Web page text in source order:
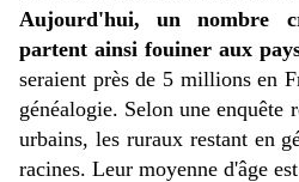
Aujourd'hui, un nombre
partent ainsi fouiner aux
seraient près de 5 millions en
généalogie. Selon une enquête
urbains, les ruraux restant en
racines. Leur moyenne d'âge